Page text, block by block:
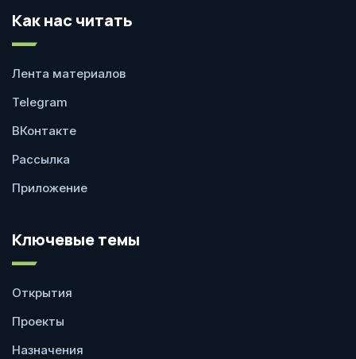
Как нас читать
Лента материалов
Telegram
ВКонтакте
Рассылка
Приложение
Ключевые темы
Открытия
Проекты
Назначения